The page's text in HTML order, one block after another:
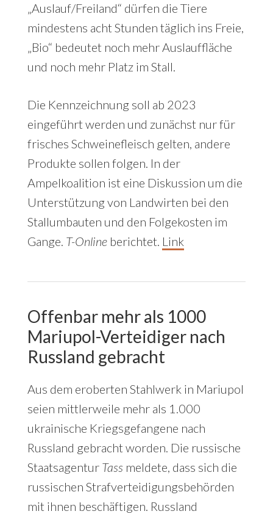
„Auslauf/Freiland“ dürfen die Tiere
mindestens acht Stunden täglich ins Freie,
„Bio“ bedeutet noch mehr Auslauffläche
und noch mehr Platz im Stall.
Die Kennzeichnung soll ab 2023
eingeführt werden und zunächst nur für
frisches Schweinefleisch gelten, andere
Produkte sollen folgen. In der
Ampelkoalition ist eine Diskussion um die
Unterstützung von Landwirten bei den
Stallumbauten und den Folgekosten im
Gange. T-Onlineberichtet. Link
Offenbar mehr als 1000
Mariupol-Verteidiger nach
Russland gebracht
Aus dem eroberten Stahlwerk in Mariupol
seien mittlerweile mehr als 1.000
ukrainische Kriegsgefangene nach
Russland gebracht worden. Die russische
Staatsagentur Tass meldete, dass sich die
russischen Strafverteidigungsbehörden
mit ihnen beschäftigen. Russland